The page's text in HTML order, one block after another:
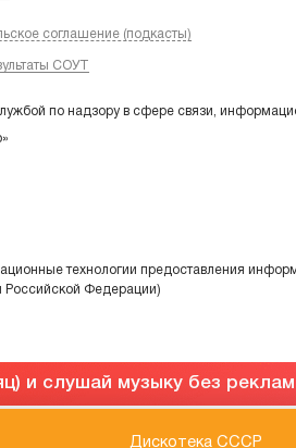
соглашение (подкасты)
СОУТ
по надзору в сфере связи,
технологии предоставления
Российской Федерации)
и слушай музыку без
Дискотека СССР